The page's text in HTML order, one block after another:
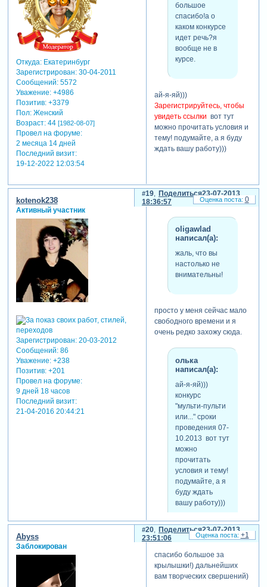
Откуда:Екатеринбург
Зарегистрирован: 30-04-2011
Сообщений:5572
Уважение: +4986
Позитив: +3379
Пол:Женский
Возраст:44 [1982-08-07]
Провел на форуме:
2 месяца 14 дней
Последний визит:
19-12-2022 12:03:54
большое
спасибо!а о
каком конкурсе
идет речь?я
вообще не в
курсе.
ай-я-яй)))
Зарегистрируйтесь, чтобы
увидеть ссылки вот тут
можно прочитать условия и
тему! подумайте, а я буду
ждать вашу работу)))
Поделиться
19
23-07-2013
18:36:57
kotenok238
Активный участник
Зарегистрирован: 20-03-2012
Сообщений:86
Уважение: +238
Позитив: +201
Провел на форуме:
9 дней 18 часов
Последний визит:
21-04-2016 20:44:21
oligawlad
написал(а):
жаль, что вы
настолько не
внимательны!
просто у меня сейчас мало
свободного времени и я
очень редко захожу сюда.
олька
написал(а):
ай-я-яй)))
конкурс
"мульти-пульти
или..." сроки
проведения 07-
10.2013 вот тут
можно
прочитать
условия и тему!
подумайте, а я
буду ждать
вашу работу)))
спасибо большое,но
робота не скоро будет,так
как я уже писала, очень
мало свободного времени.
0
Поделиться
20
23-07-2013
23:51:06
Abyss
Заблокирован
спасибо большое за
крылышки!) дальнейших
вам творческих свершений)
+1